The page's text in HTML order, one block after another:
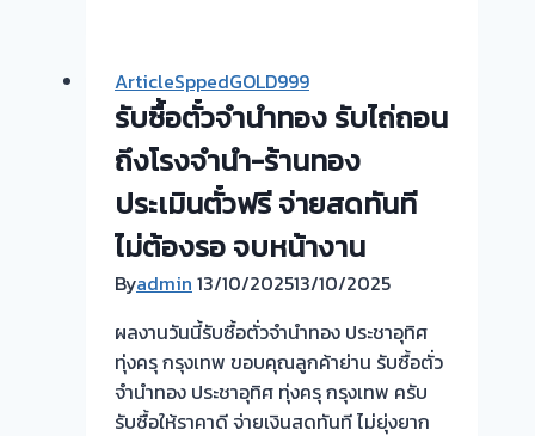
ที่
เรียก
ใช้
บริการ
ครับ
รับ
ซื้อ
จำนำ
กรุงเทพ
นนทบุรี
#รับ
ArticleSppedGOLD999
รับซื้อตั๋วจำนำทอง รับไถ่ถอน
ถึงโรงจำนำ-ร้านทอง
ประเมินตั๋วฟรี จ่ายสดทันที
ไม่ต้องรอ จบหน้างาน
Byadmin 13/10/202513/10/2025
ผลงานวันนี้รับซื้อตั่วจำนำทอง ประชาอุทิศ
ทุ่งครุ กรุงเทพ ขอบคุณลูกค้าย่าน รับซื้อตั่ว
จำนำทอง ประชาอุทิศ ทุ่งครุ กรุงเทพ ครับ
รับซื้อให้ราคาดี จ่ายเงินสดทันที ไม่ยุ่งยาก